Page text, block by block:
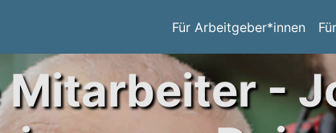
Für Arbeitgeber*innen
Mitarbeiter -